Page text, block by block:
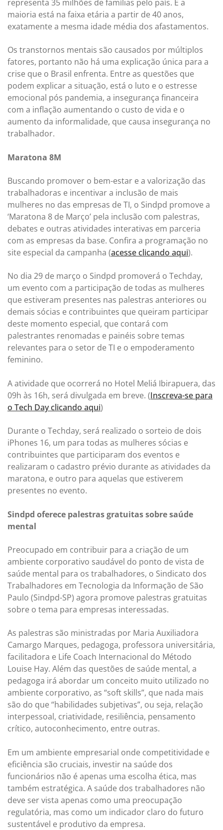
representa 35 milhões de famílias pelo país. E a
maioria está na faixa etária a partir de 40 anos,
exatamente a mesma idade média dos afastamentos.
Os transtornos mentais são causados por múltiplos
fatores, portanto não há uma explicação única para a
crise que o Brasil enfrenta. Entre as questões que
podem explicar a situação, está o luto e o estresse
emocional pós pandemia, a insegurança financeira
com a inflação aumentando o custo de vida e o
aumento da informalidade, que causa insegurança no
trabalhador.
Maratona 8M
Buscando promover o bem-estar e a valorização das
trabalhadoras e incentivar a inclusão de mais
mulheres no das empresas de TI, o Sindpd promove a
‘Maratona 8 de Março’ pela inclusão com palestras,
debates e outras atividades interativas em parceria
com as empresas da base. Confira a programação no
site especial da campanha (acesse clicando aqui).
No dia 29 de março o Sindpd promoverá o Techday,
um evento com a participação de todas as mulheres
que estiveram presentes nas palestras anteriores ou
demais sócias e contribuintes que queiram participar
deste momento especial, que contará com
palestrantes renomadas e painéis sobre temas
relevantes para o setor de TI e o empoderamento
feminino.
A atividade que ocorrerá no Hotel Meliá Ibirapuera, das
09h às 16h, será divulgada em breve. (Inscreva-se para
o Tech Day clicando aqui)
Durante o Techday, será realizado o sorteio de dois
iPhones 16, um para todas as mulheres sócias e
contribuintes que participaram dos eventos e
realizaram o cadastro prévio durante as atividades da
maratona, e outro para aquelas que estiverem
presentes no evento.
Sindpd oferece palestras gratuitas sobre saúde
mental
Preocupado em contribuir para a criação de um
ambiente corporativo saudável do ponto de vista de
saúde mental para os trabalhadores, o Sindicato dos
Trabalhadores em Tecnologia da Informação de São
Paulo (Sindpd-SP) agora promove palestras gratuitas
sobre o tema para empresas interessadas.
As palestras são ministradas por Maria Auxiliadora
Camargo Marques, pedagoga, professora universitária,
facilitadora e Life Coach Internacional do Método
Louise Hay. Além das questões de saúde mental, a
pedagoga irá abordar um conceito muito utilizado no
ambiente corporativo, as “soft skills”, que nada mais
são do que “habilidades subjetivas”, ou seja, relação
interpessoal, criatividade, resiliência, pensamento
crítico, autoconhecimento, entre outras.
Em um ambiente empresarial onde competitividade e
eficiência são cruciais, investir na saúde dos
funcionários não é apenas uma escolha ética, mas
também estratégica. A saúde dos trabalhadores não
deve ser vista apenas como uma preocupação
regulatória, mas como um indicador claro do futuro
sustentável e produtivo da empresa.